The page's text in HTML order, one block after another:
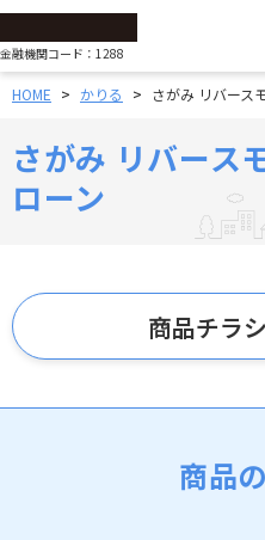
金融機関コード：1288
HOME かりる さがみ リバース
さがみ リバース
ローン
商品チラ
商品